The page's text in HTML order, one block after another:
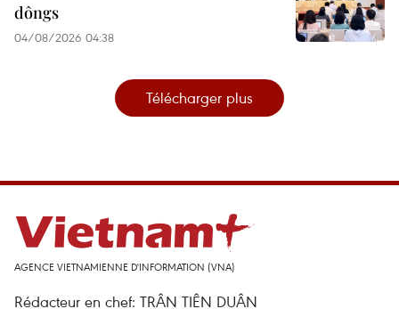
dôngs
04/08/2026 04:38
Télécharger plus
AGENCE VIETNAMIENNE D'INFORMATION (VNA)
Rédacteur en chef: TRÂN TIÊN DUÂN